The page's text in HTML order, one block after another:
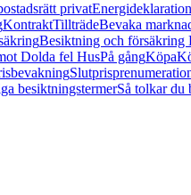
privatEnergideklaration
KontraktTillträdeBevaka
Besiktning och försäkring
Dolda fel HusPå gångKöpa
besiktningstermerSå tolkar du